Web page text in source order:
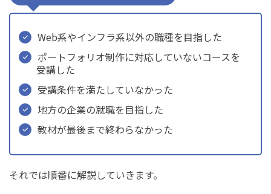
Web系やインフラ系以外の職種を目指した
ポートフォリオ制作に対応していないコースを
受講した
受講条件を満たしていなかった
地方の企業の就職を目指した
教材が最後まで終わらなかった
それでは順番に解説していきます。